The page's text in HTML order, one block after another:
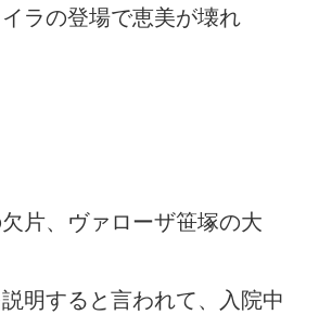
ラの登場で恵美が壊れ
片、ヴァローザ笹塚の大
明すると言われて、入院中